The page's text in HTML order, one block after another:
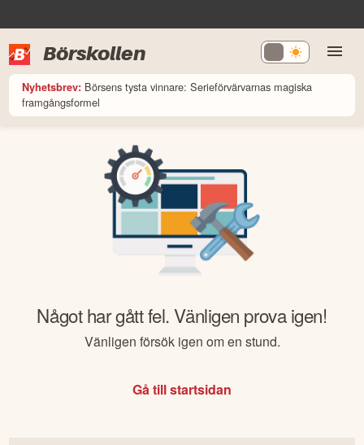
Börskollen
Nyhetsbrev: Börsens tysta vinnare: Serieförvärvarnas magiska
framgångsformel
Något har gått fel. Vänligen prova igen!
Vänligen försök igen om en stund.
Gå till startsidan